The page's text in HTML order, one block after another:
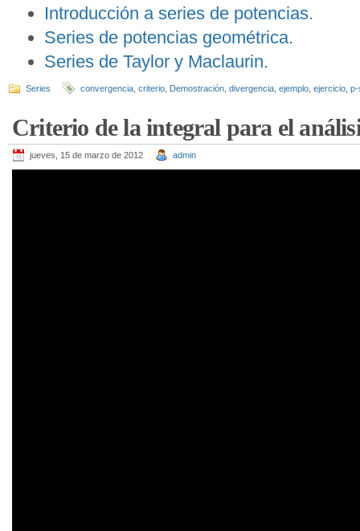
Introducción a series de potencias.
Series de potencias geométrica.
Series de Taylor y Maclaurin.
Series convergencia criterio Demostración divergencia ejemplo ejercicio p-
Criterio de la integral para el
jueves, 15 de marzo de 2012 admin